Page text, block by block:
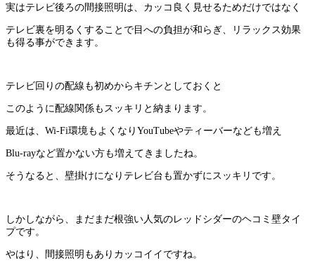
実はテレビ後ろの間接照明は、カッコ良く見せるためだけではなく
テレビ裏を明るくすることで目への負担が和らぎ、リラックス効果
も得る事ができます。
テレビ回りの配線も初めからキチンとしておくと
このように配線関係もスッキリと納まります。
最近は、Wi-Fi環境もよくなりYouTubeやティーバーなども増え
Blu-rayなど置かない方も増えてきましたね。
そうなると、壁掛けになりテレビ台も置かずにスッキリです。
しかしながら、まだまだ根強い人気のレッドシダーのヘコミ壁タイ
プです。
やはり、間接照明もありカッコイイですね。